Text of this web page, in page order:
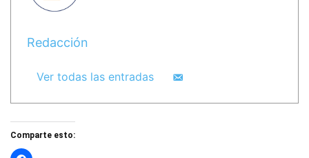
Redacción
Ver todas las entradas
Comparte esto: